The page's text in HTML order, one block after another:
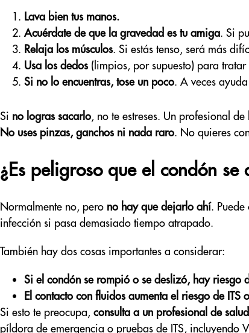
Lava bien tus manos.
Acuérdate de que la gravedad es tu amiga. Si
Relaja los músculos. Si estás tenso, será más
Usa los dedos(limpios, por supuesto) para tratar
Si no lo encuentras, tose un poco. A veces
Si no logras sacarlo, no te estreses. Un profesional
No uses pinzas, ganchos ni nada raro. No quieres
¿Es peligroso que el condón se
Normalmente no, pero no hay que dejarlo ahí.
infección si pasa demasiado tiempo atrapado.
También hay dos cosas importantes a considerar:
Si el condón se rompió o se deslizó, hay riesgo
El contacto con fluidos aumenta el riesgo de ITS
Si esto te preocupa, consulta a un profesional de
píldora de emergencia o pruebas de ITS, incluyendo